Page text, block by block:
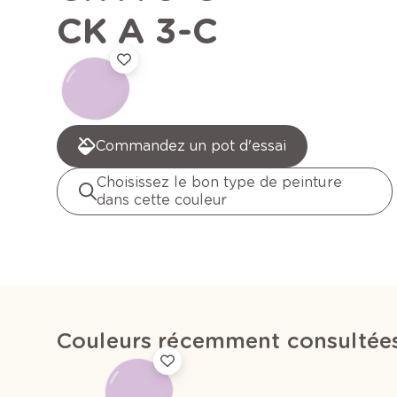
CK A 3-C
Commandez un pot d'essai
Choisissez le bon type de peinture
dans cette couleur
Couleurs récemment